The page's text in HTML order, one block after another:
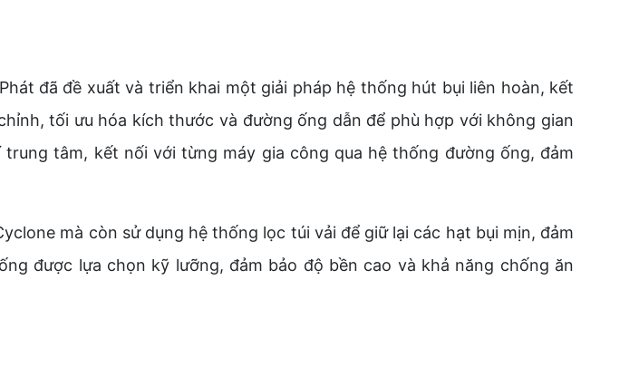
đã đề xuất và triển khai một giải pháp hệ thống hút bụi liên hoàn, kết
tối ưu hóa kích thước và đường ống dẫn để phù hợp với không gian
tâm, kết nối với từng máy gia công qua hệ thống đường ống, đảm
mà còn sử dụng hệ thống lọc túi vải để giữ lại các hạt bụi mịn, đảm
được lựa chọn kỹ lưỡng, đảm bảo độ bền cao và khả năng chống ăn